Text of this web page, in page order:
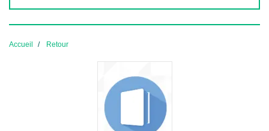
Accueil Retour